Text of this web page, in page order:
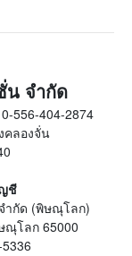
น จำกัด
556-404-2874
คลองจั่น
ชี
ำกัด (พิษณุโลก)
ณุโลก 65000